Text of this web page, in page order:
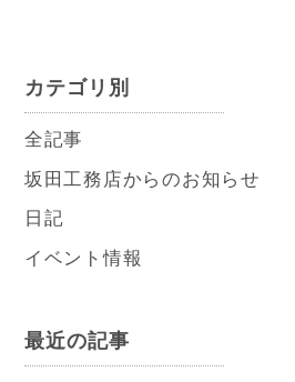
カテゴリ別
全記事
坂田工務店からのお知らせ
日記
イベント情報
最近の記事